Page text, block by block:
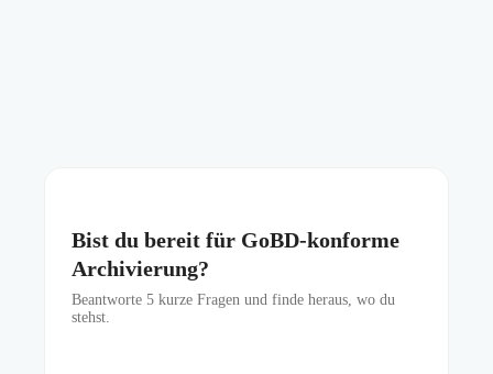
Bist du bereit für GoBD-konforme
Archivierung?
Beantworte 5 kurze Fragen und finde heraus, wo du
stehst.